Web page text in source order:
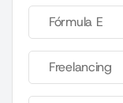
Fórmula E
Freelancing